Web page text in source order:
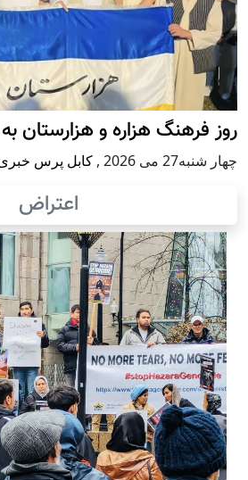
روز فرهنگ هزاره و هزارستان
چهار شنبه27 می 2026 , کابل پرس خبری
اعتراض